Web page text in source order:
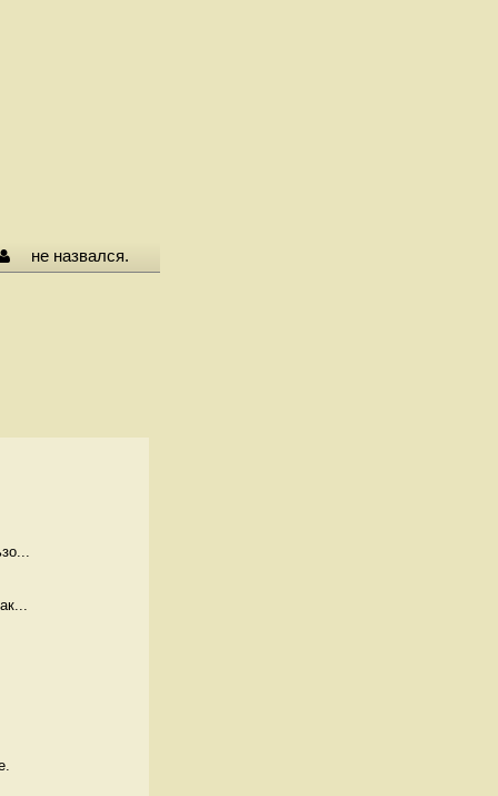
не назвался.